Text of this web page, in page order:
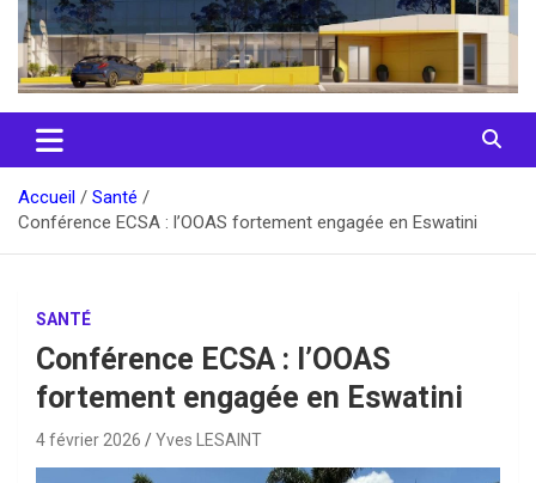
Accueil
Santé
Conférence ECSA : l’OOAS fortement engagée en Eswatini
SANTÉ
Conférence ECSA : l’OOAS
fortement engagée en Eswatini
4 février 2026 Yves LESAINT